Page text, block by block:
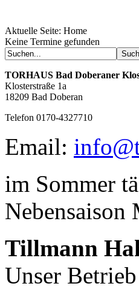
Geheimnisse, die
keine sind.
Ein Potpourri
regionalen
Modernes
Regionalität,
Wirtschaftlichkeit.
Aktuelle Seite: Home
Keine Termine gefunden
TORHAUS Bad Doberaner
Klosterstraße 1a
18209 Bad Doberan
Telefon 0170-4327710
Email:
im Sommer
Nebensaison
Tillmann
Unser